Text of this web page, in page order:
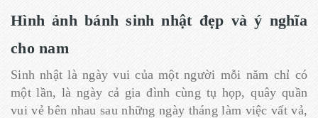
Hình ảnh bánh sinh nhật đẹp và ý nghĩa
cho nam
Sinh nhật là ngày vui của một người mỗi năm chỉ có
một lần, là ngày cả gia đình cùng tụ họp, quây quần
vui vẻ bên nhau sau những ngày tháng làm việc vất vả,